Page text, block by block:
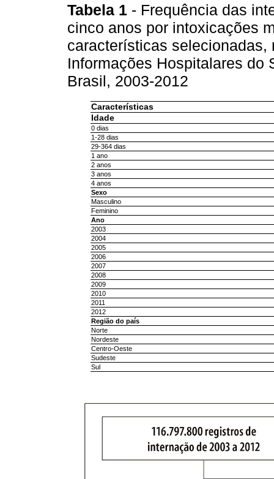
Tabela 1 - Frequência das
cinco anos por intoxicações
características selecionadas,
Informações Hospitalares do
Brasil, 2003-2012
Características
Idade
0 dias
1-28 dias
29-364 dias
1 ano
2 anos
3 anos
4 anos
Sexo
Masculino
Feminino
Ano
2003
2004
2005
2006
2007
2008
2009
2010
2011
2012
Região do país
Norte
Nordeste
Centro-Oeste
Sudeste
Sul